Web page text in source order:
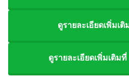
ดูรายละเอียดเพิ่มเติ
ดูรายละเอียดเพิ่มเติม